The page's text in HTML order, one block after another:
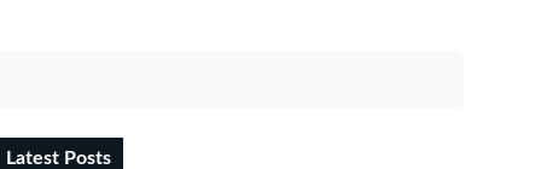
Latest Posts